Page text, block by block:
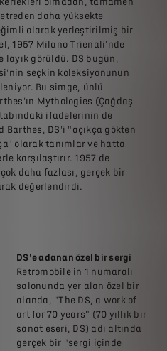
daha yüksekte
olarak yerleştirilmiş bir
1957 Milano Trienali'nde
layık görüldü. DS bugün,
seçkin koleksiyonunun
Bu simge, ünlü
Mythologies (Çağdaş
ifadelerinin de
Barthes, DS'i "açıkça gökten
olarak tanımlar ve hatta
karşılaştırır. 1957'de
daha fazlası, gerçek bir
değerlendirdi.
DS'e adanan özel bir sergi
Retromobile'in 1 numaralı
salonunda yer alan özel bir
alanda, "The DS, a work of
art for 70 years" (70 yıllık bir
sanat eseri, DS) adı altında
gerçek bir "sergi içinde